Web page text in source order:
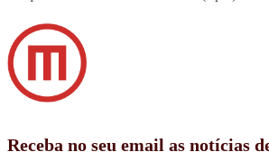
Receba no seu email as notícias